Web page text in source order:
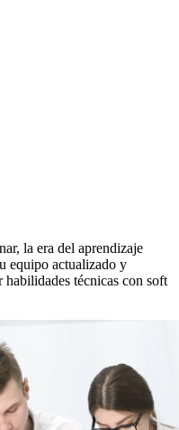
la era del aprendizaje
equipo actualizado y
técnicas con soft